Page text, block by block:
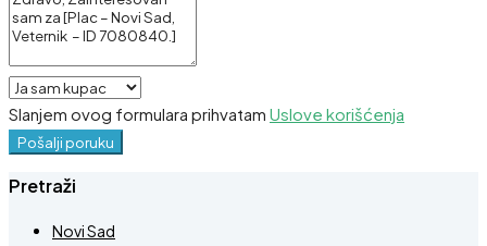
Slanjem ovog formulara prihvatam Uslove korišćenja
Pošalji poruku
Pretraži
Novi Sad